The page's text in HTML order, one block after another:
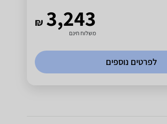
₪ 3,243
משלוח חינם
לפרטים נוספים